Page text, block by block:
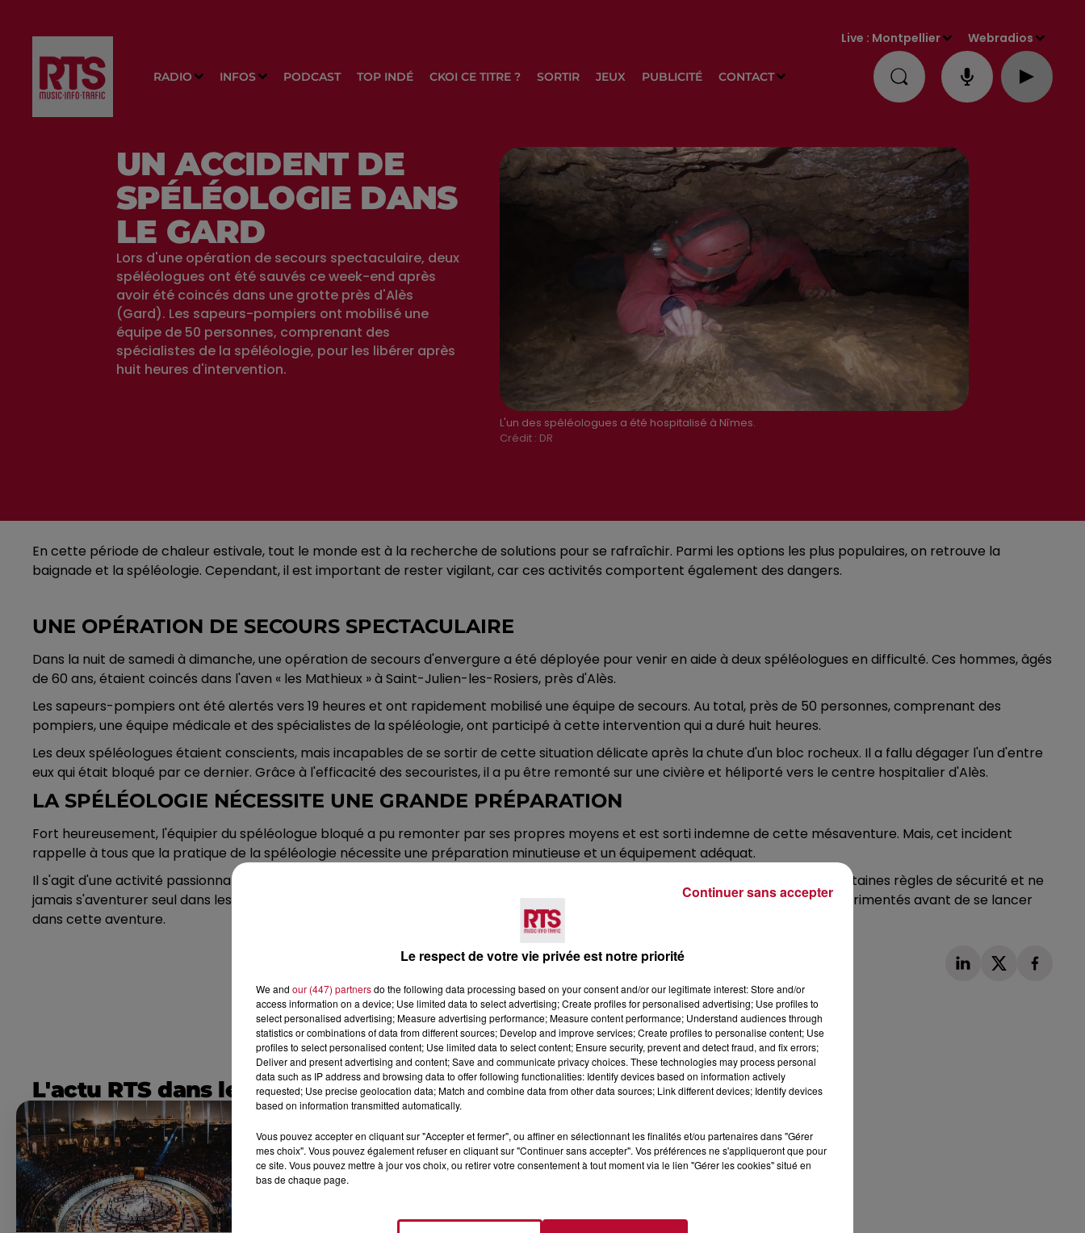
RADIO INFOS PODCAST TOP INDÉ CKOI CE TITRE ? SORTIR JEUX PUBLICITÉ CONTACT
Live : Montpellier Webradios
L'un des spéléologues a été hospitalisé à Nîmes.
Crédit : DR
UN ACCIDENT DE
SPÉLÉOLOGIE DANS
LE GARD
Lors d'une opération de secours spectaculaire, deux
spéléologues ont été sauvés ce week-end après
avoir été coincés dans une grotte près d'Alès
(Gard). Les sapeurs-pompiers ont mobilisé une
équipe de 50 personnes, comprenant des
spécialistes de la spéléologie, pour les libérer après
huit heures d'intervention.
En cette période de chaleur estivale, tout le monde est à la recherche de solutions pour se rafraîchir. Parmi les options les plus populaires, on retrouve la
baignade et la spéléologie. Cependant, il est important de rester vigilant, car ces activités comportent également des dangers.
UNE OPÉRATION DE SECOURS SPECTACULAIRE
Dans la nuit de samedi à dimanche, une opération de secours d'envergure a été déployée pour venir en aide à deux spéléologues en difficulté. Ces hommes, âgés
de 60 ans, étaient coincés dans l'aven « les Mathieux » à Saint-Julien-les-Rosiers, près d'Alès.
Les sapeurs-pompiers ont été alertés vers 19 heures et ont rapidement mobilisé une équipe de secours. Au total, près de 50 personnes, comprenant des
pompiers, une équipe médicale et des spécialistes de la spéléologie, ont participé à cette intervention qui a duré huit heures.
Les deux spéléologues étaient conscients, mais incapables de se sortir de cette situation délicate après la chute d'un bloc rocheux. Il a fallu dégager l'un d'entre
eux qui était bloqué par ce dernier. Grâce à l'efficacité des secouristes, il a pu être remonté sur une civière et héliporté vers le centre hospitalier d'Alès.
LA SPÉLÉOLOGIE NÉCESSITE UNE GRANDE PRÉPARATION
Fort heureusement, l'équipier du spéléologue bloqué a pu remonter par ses propres moyens et est sorti indemne de cette mésaventure. Mais, cet incident
rappelle à tous que la pratique de la spéléologie nécessite une préparation minutieuse et un équipement adéquat.
Il s'agit d'une activité passionnante qui permet de découvrir des paysages souterrains fascinants, il faut cependant respecter certaines règles de sécurité et ne
jamais s'aventurer seul dans les grottes et les cavités. Il est également recommandé de se former auprès de professionnels expérimentés avant de se lancer
dans cette aventure.
L'actu RTS dans le Sud Voir plus
Le respect de votre vie privée est notre priorité
We and our (447) partnersdo the following data processing based on your consent and/or our legitimate interest: Store and/or
access information on a device; Use limited data to select advertising; Create profiles for personalised advertising; Use profiles to
select personalised advertising; Measure advertising performance; Measure content performance; Understand audiences through
statistics or combinations of data from different sources; Develop and improve services; Create profiles to personalise content; Use
profiles to select personalised content; Use limited data to select content; Ensure security, prevent and detect fraud, and fix errors;
Deliver and present advertising and content; Save and communicate privacy choices. These technologies may process personal
data such as IP address and browsing data to offer following functionalities: Identify devices based on information actively
requested; Use precise geolocation data; Match and combine data from other data sources; Link different devices; Identify devices
based on information transmitted automatically.
Vous pouvez accepter en cliquant sur "Accepter et fermer", ou affiner en sélectionnant les finalités et/ou partenaires dans "Gérer
mes choix". Vous pouvez également refuser en cliquant sur "Continuer sans accepter". Vos préférences ne s'appliqueront que pour
ce site. Vous pouvez mettre à jour vos choix, ou retirer votre consentement à tout moment via le lien "Gérer les cookies" situé en
bas de chaque page.
Continuer sans accepter